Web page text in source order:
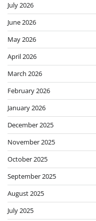
July 2026
June 2026
May 2026
April 2026
March 2026
February 2026
January 2026
December 2025
November 2025
October 2025
September 2025
August 2025
July 2025